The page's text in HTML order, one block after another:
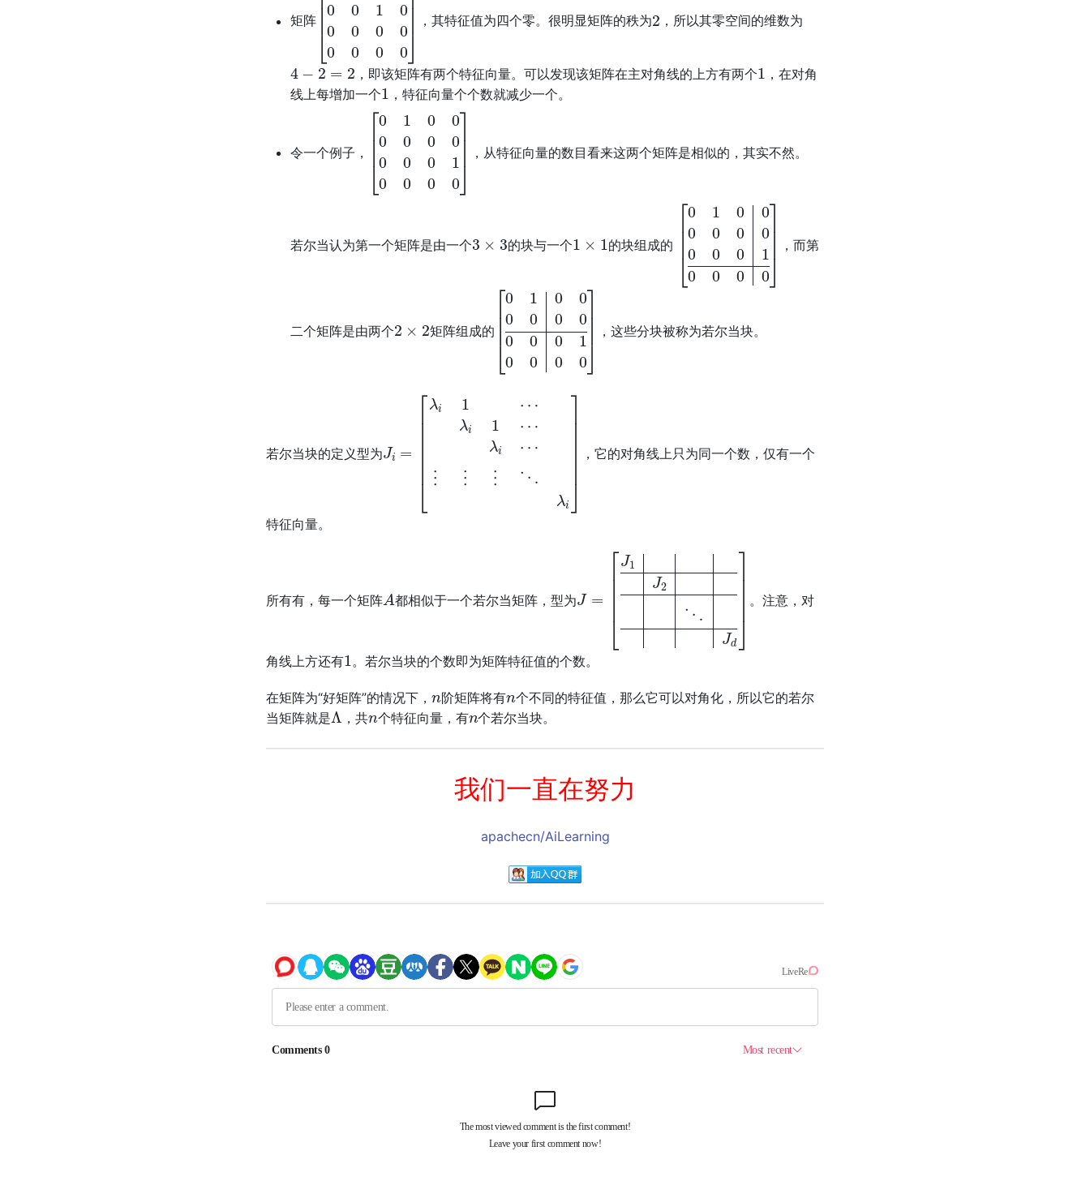
矩阵 [ 01 0 01 00 0 000]
，其特征值为四个零。很明显矩阵的秩为2 ，所以其零空间的维数为
4 2=2 ，即该矩阵有两个特征向量。可以发现该矩阵在主对角线的上方有两个1 ，在对角
线上每增加一个1 ，特征向量个个数就减少一个。
令一个例子， [ 01 0 00 0 0 0 000 ]
，从特征向量的数目看来这两个矩阵是相似的，其实不然。
若尔当认为第一个矩阵是由一个3 3 的块与一个1 的块组成的 [01 00 00 00 1000
，而第
二个矩阵是由两个2 2 矩阵组成的 [01 00 00 00 10 000 ]
，这些分块被称为若尔当块。
若尔当块的定义型为 Ji λi⋯
⋮ ，它的对角线上只为同一个数，仅有一个
特征向量。
所有有，每一个矩阵 A都相似于一个若尔当矩阵，型为 J= J2⋱Jd] 。注意，对
角线上方还有1 。若尔当块的个数即为矩阵特征值的个数。
在矩阵为“好矩阵”的情况下， 阶矩阵将有 个不同的特征值，那么它可以对角化，所以它的若尔
当矩阵就是Λ ，共n个特征向量，有n个若尔当块。
我们一直在努力
apachecn/AiLearning